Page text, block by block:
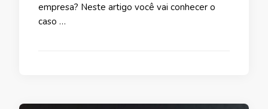
empresa? Neste artigo você vai conhecer o
caso …